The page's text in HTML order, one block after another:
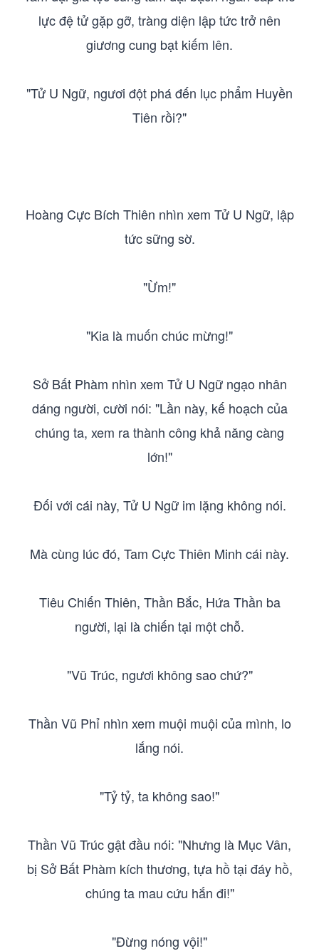
lực đệ tử gặp gỡ, tràng diện lập tức trở nên
giương cung bạt kiếm lên.
"Tử U Ngữ, ngươi đột phá đến lục phẩm Huyền
Tiên rồi?"
Hoàng Cực Bích Thiên nhìn xem Tử U Ngữ, lập
tức sững sờ.
"Ừm!"
"Kia là muốn chúc mừng!"
Sở Bất Phàm nhìn xem Tử U Ngữ ngạo nhân
dáng người, cười nói: "Lần này, kế hoạch của
chúng ta, xem ra thành công khả năng càng
lớn!"
Đối với cái này, Tử U Ngữ im lặng không nói.
Mà cùng lúc đó, Tam Cực Thiên Minh cái này.
Tiêu Chiến Thiên, Thần Bắc, Hứa Thần ba
người, lại là chiến tại một chỗ.
"Vũ Trúc, ngươi không sao chứ?"
Thần Vũ Phỉ nhìn xem muội muội của mình, lo
lắng nói.
"Tỷ tỷ, ta không sao!"
Thần Vũ Trúc gật đầu nói: "Nhưng là Mục Vân,
bị Sở Bất Phàm kích thương, tựa hồ tại đáy hồ,
chúng ta mau cứu hắn đi!"
"Đừng nóng vội!"